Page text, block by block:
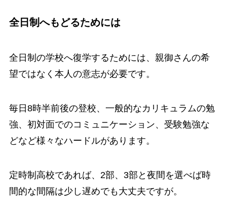
全日制へもどるためには
全日制の学校へ復学するためには、親御さんの希
望ではなく本人の意志が必要です。
毎日8時半前後の登校、一般的なカリキュラムの勉
強、初対面でのコミュニケーション、受験勉強な
どなど様々なハードルがあります。
定時制高校であれば、2部、3部と夜間を選べば時
間的な間隔は少し遅めでも大丈夫ですが。